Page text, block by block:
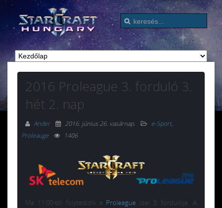
2016 Proleague 3. forduló 3.
hét 2. nap
Ander 2016. június 26. vasárnap. e-Sport,
Proleauge
1406
Ma 11:00-tól folytatódik a Proleague idei 3. fordulója. A